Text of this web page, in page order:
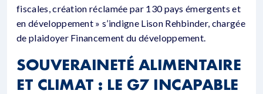
fiscales, création réclamée par 130 pays émergents et
en développement » s’indigne Lison Rehbinder, chargée
de plaidoyer Financement du développement.
SOUVERAINETÉ ALIMENTAIRE
ET CLIMAT : LE G7 INCAPABLE